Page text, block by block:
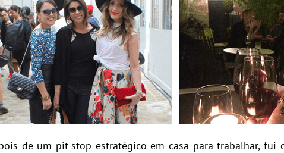
de um pit-stop estratégico em casa para trabalhar, fui